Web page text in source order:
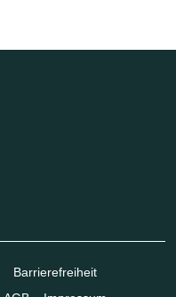
Barrierefreiheit